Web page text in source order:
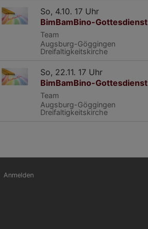
So, 4.10. 17 Uhr
BimBamBino-Gottesdienst
Team
Augsburg-Göggingen
Dreifaltigkeitskirche
So, 22.11. 17 Uhr
BimBamBino-Gottesdienst
Team
Augsburg-Göggingen
Dreifaltigkeitskirche
Benutzermenü
Anmelden